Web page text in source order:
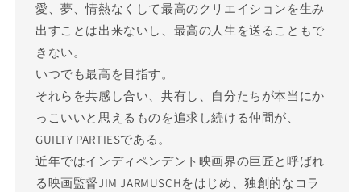
愛、夢、情熱なくして最高のクリエイションを生み
出すことは出来ないし、最高の人生を送ることもで
きない。
いつでも最高を目指す。
それらを共感し合い、共有し、自分たちが本当にか
っこいいと思えるものを追求し続ける仲間が、
GUILTY PARTIESである。
近年ではインディペンデント映画界の巨匠と呼ばれ
る映画監督JIM JARMUSCHをはじめ、独創的なコラ